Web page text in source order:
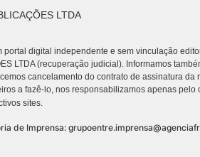
LTDA
portal digital independente e sem vinculação
LTDA (recuperação judicial). Informamos
cancelamento do contrato de assinatura da
a fazê-lo, nos responsabilizamos apenas pelo
sites.
de Imprensa: